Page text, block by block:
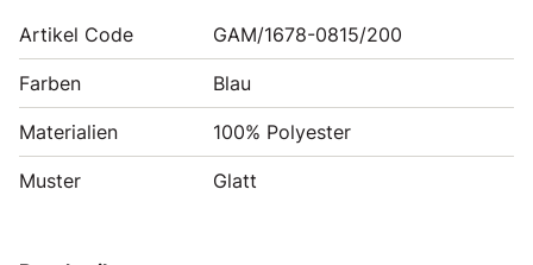
Artikel Code GAM/1678-0815/200
Farben Blau
Materialien 100% Polyester
Muster Glatt